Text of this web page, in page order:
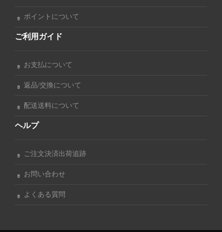
ポイントについて
ご利用ガイド
お支払について
返品/交換について
配送送料について
ヘルプ
ご注文決済出荷追跡
お問い合わせ
よくある質問